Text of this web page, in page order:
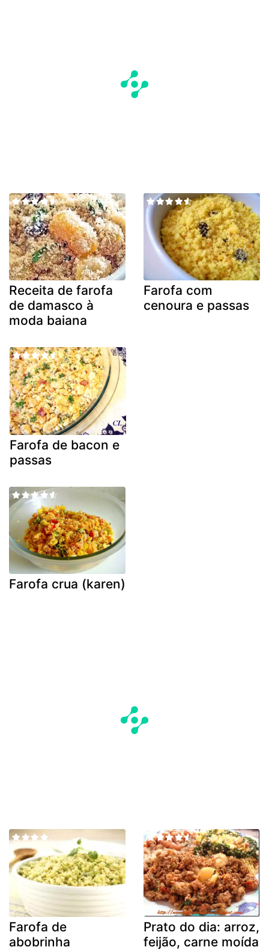
Receita de farofa
de damasco à
moda baiana
Farofa com
cenoura e passas
Farofa de bacon e
passas
Farofa crua (karen)
Farofa de
abobrinha
Prato do dia: arroz,
feijão, carne moída